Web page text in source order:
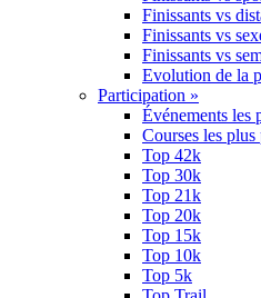
Finissants vs
Finissants vs
Finissants vs
Evolution de la
Participation »
Événements les
Courses les
Top 42k
Top 30k
Top 21k
Top 20k
Top 15k
Top 10k
Top 5k